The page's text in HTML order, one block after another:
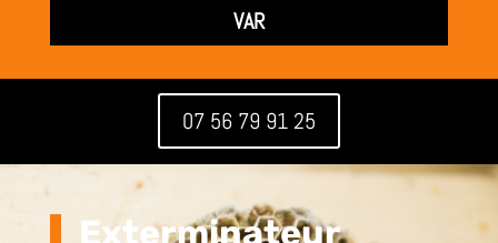
VAR
07 56 79 91 25
Exterminateur